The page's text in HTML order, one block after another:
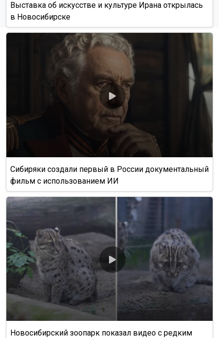
Выставка об искусстве и культуре Ирана открылась
в Новосибирске
Сибиряки создали первый в России документальный
фильм с использованием ИИ
Новосибирский зоопарк показал видео с редким